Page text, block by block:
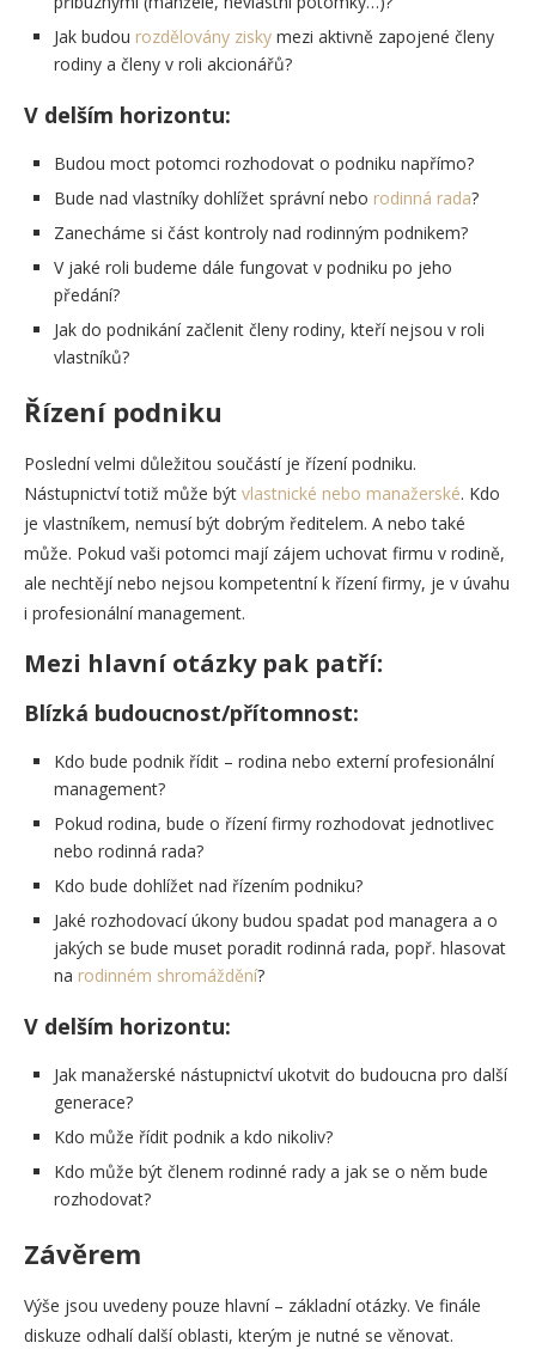
Jak budou rozdělovány zisky mezi aktivně zapojené členy
rodiny a členy v roli akcionářů?
V delším horizontu:
Budou moct potomci rozhodovat o podniku napřímo?
Bude nad vlastníky dohlížet správní nebo rodinná rada?
Zanecháme si část kontroly nad rodinným podnikem?
V jaké roli budeme dále fungovat v podniku po jeho
předání?
Jak do podnikání začlenit členy rodiny, kteří nejsou v roli
vlastníků?
Řízení podniku
Poslední velmi důležitou součástí je řízení podniku.
Nástupnictví totiž může být vlastnické nebo manažerské. Kdo
je vlastníkem, nemusí být dobrým ředitelem. A nebo také
může. Pokud vaši potomci mají zájem uchovat firmu v rodině,
ale nechtějí nebo nejsou kompetentní k řízení firmy, je v úvahu
i profesionální management.
Mezi hlavní otázky pak patří:
Blízká budoucnost/přítomnost:
Kdo bude podnik řídit – rodina nebo externí profesionální
management?
Pokud rodina, bude o řízení firmy rozhodovat jednotlivec
nebo rodinná rada?
Kdo bude dohlížet nad řízením podniku?
Jaké rozhodovací úkony budou spadat pod managera a o
jakých se bude muset poradit rodinná rada, popř. hlasovat
na rodinném shromáždění?
V delším horizontu:
Jak manažerské nástupnictví ukotvit do budoucna pro další
generace?
Kdo může řídit podnik a kdo nikoliv?
Kdo může být členem rodinné rady a jak se o něm bude
rozhodovat?
Závěrem
Výše jsou uvedeny pouze hlavní – základní otázky. Ve finále
diskuze odhalí další oblasti, kterým je nutné se věnovat.